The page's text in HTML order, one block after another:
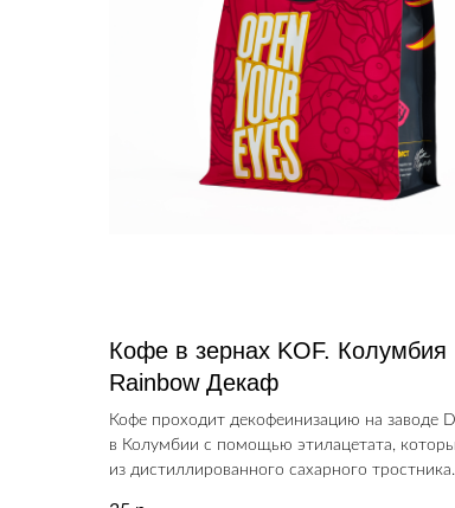
Кофе в зернах KOF. Колумбия
Rainbow Декаф
Кофе проходит декофеинизацию на заводе
в Колумбии с помощью этилацетата,
из дистиллированного сахарного тростника.